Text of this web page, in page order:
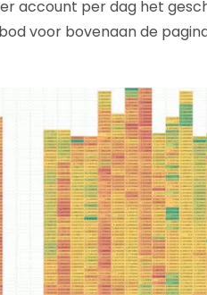
account per dag het
voor bovenaan de